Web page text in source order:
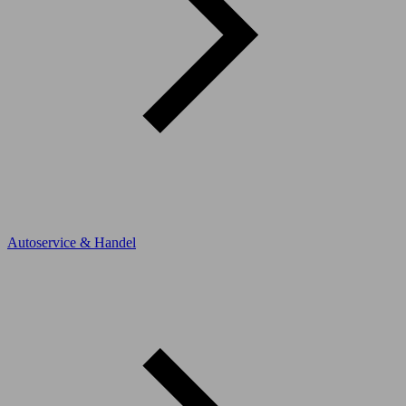
Autoservice & Handel